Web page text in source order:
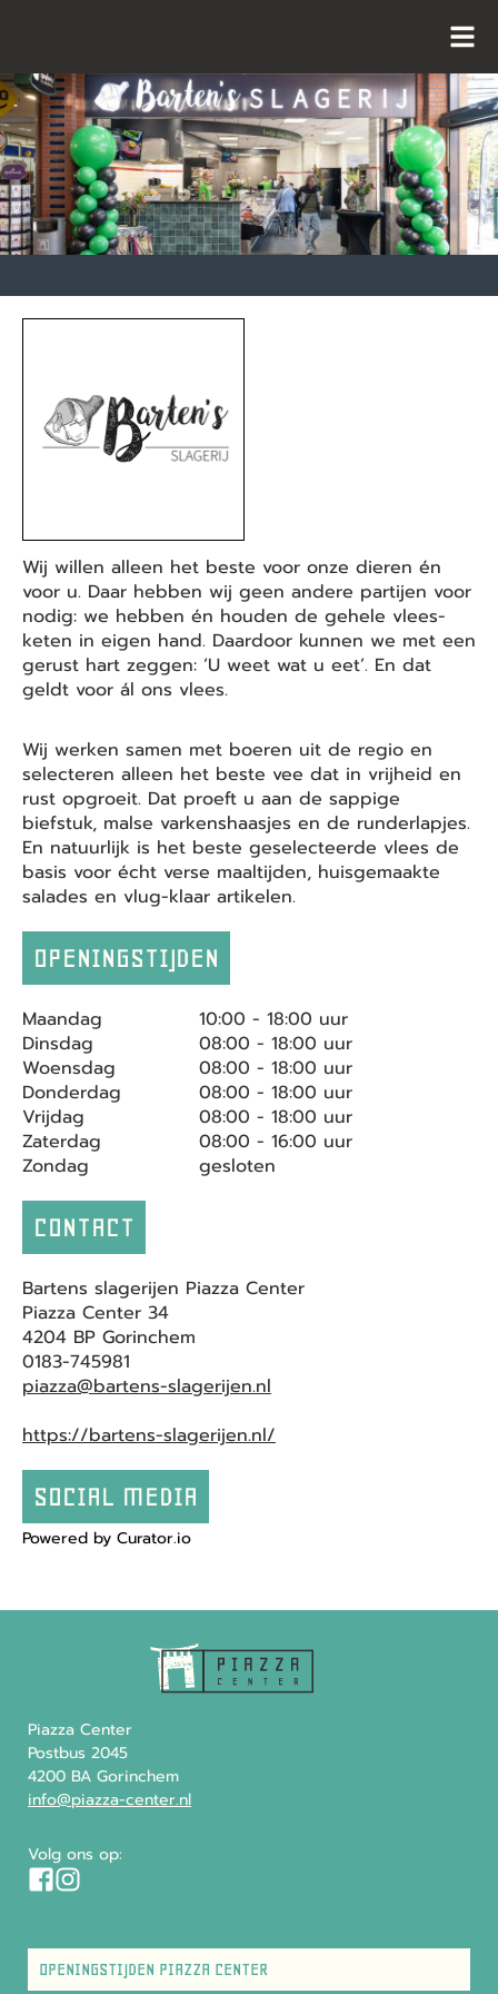
Wij willen alleen het beste voor onze dieren én
voor u. Daar hebben wij geen andere partijen voor
nodig: we hebben én houden de gehele vlees-
keten in eigen hand. Daardoor kunnen we met een
gerust hart zeggen: ‘U weet wat u eet’. En dat
geldt voor ál ons vlees.
Wij werken samen met boeren uit de regio en
selecteren alleen het beste vee dat in vrijheid en
rust opgroeit. Dat proeft u aan de sappige
biefstuk, malse varkenshaasjes en de runderlapjes.
En natuurlijk is het beste geselecteerde vlees de
basis voor écht verse maaltijden, huisgemaakte
salades en vlug-klaar artikelen.
OPENINGSTIJDEN
Maandag
10:00 - 18:00 uur
Dinsdag
08:00 - 18:00 uur
Woensdag
08:00 - 18:00 uur
Donderdag
08:00 - 18:00 uur
Vrijdag
08:00 - 18:00 uur
Zaterdag
08:00 - 16:00 uur
Zondag
gesloten
CONTACT
Bartens slagerijen Piazza Center
Piazza Center 34
4204 BP Gorinchem
0183-745981
piazza@bartens-slagerijen.nl
https://bartens-slagerijen.nl/
SOCIAL MEDIA
Powered by Curator.io
Piazza Center
Postbus 2045
4200 BA Gorinchem
info@piazza-center.nl
Volg ons op:
OPENINGSTIJDEN PIAZZA CENTER